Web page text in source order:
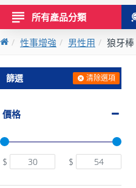
所有產品分類
性事增強 男性用 狼牙棒
篩選 清除選項
價格
$ $